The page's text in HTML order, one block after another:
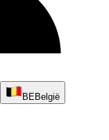
BEBelgië